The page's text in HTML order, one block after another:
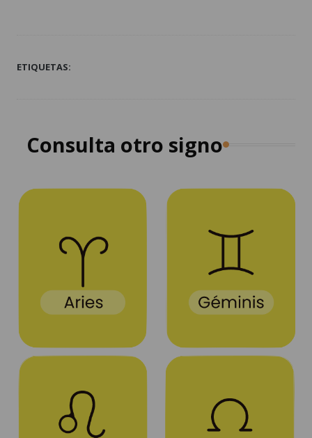
ETIQUETAS:
Consulta otro signo